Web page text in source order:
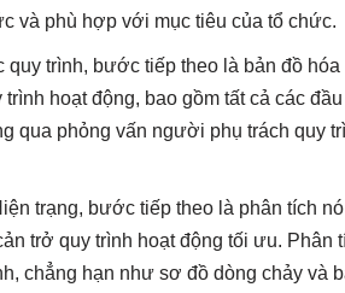
và phù hợp với mục tiêu của tổ chức.
trình, bước tiếp theo là bản đồ
hoạt động, bao gồm tất cả các
qua phỏng vấn người phụ trách quy
trạng, bước tiếp theo là phân tích
trở quy trình hoạt động tối ưu. Phân
chẳng hạn như sơ đồ dòng chảy và